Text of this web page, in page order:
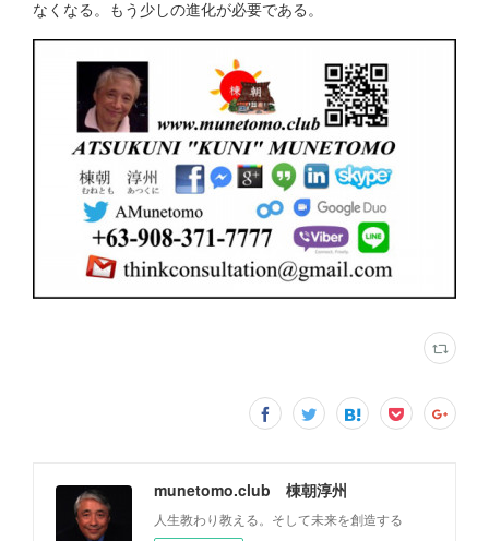
なくなる。もう少しの進化が必要である。
munetomo.club 棟朝淳州
人生教わり教える。そして未来を創造する